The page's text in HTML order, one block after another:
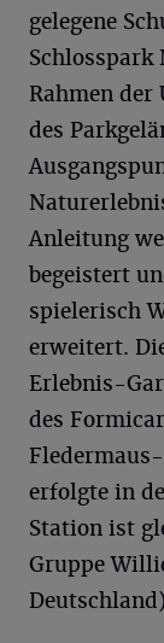
gelegene
Schlosspark
Rahmen
des
Anleitung
begeistert
spielerisch
erweitert.
Erlebnis-
des
erfolgte in
Station ist
Gruppe